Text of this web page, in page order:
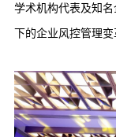
学术机构代表及知
下的企业风控管理变